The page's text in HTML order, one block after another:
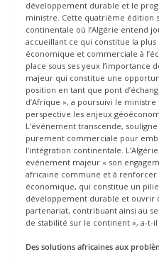
développement durable et le
ministre. Cette quatrième édition
continentale où l’Algérie entend
accueillant ce qui constitue la
économique et commerciale à
place sous ses yeux l’importance
majeur qui constitue une
position en tant que pont
d’Afrique », a poursuivi le
perspective les enjeux
L’événement transcende,
purement commerciale pour
l’intégration continentale.
événement majeur « son
africaine commune et à renforcer
économique, qui constitue un
développement durable et ouvrir
partenariat, contribuant ainsi au
de stabilité sur le continent », a-t-
Des solutions africaines aux